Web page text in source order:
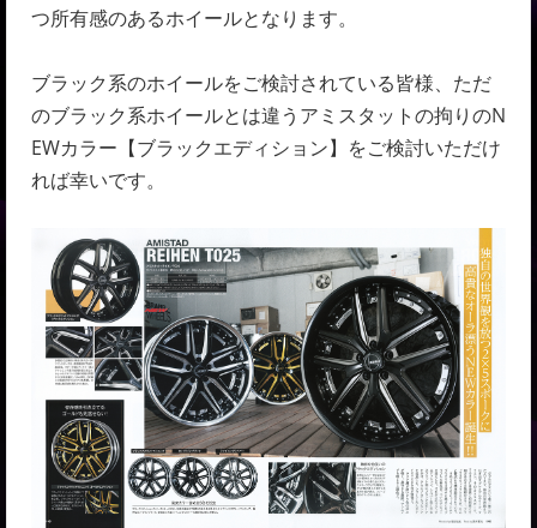
つ所有感のあるホイールとなります。
ブラック系のホイールをご検討されている皆様、ただ
のブラック系ホイールとは違うアミスタットの拘りのN
EWカラー【ブラックエディション】をご検討いただけ
れば幸いです。